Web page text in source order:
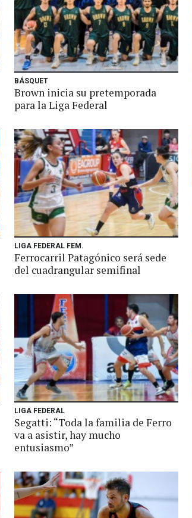
BÁSQUET
Brown inicia su pretemporada
para la Liga Federal
LIGA FEDERAL FEM.
Ferrocarril Patagónico será sede
del cuadrangular semifinal
LIGA FEDERAL
Segatti: “Toda la familia de Ferro
va a asistir, hay mucho
entusiasmo”